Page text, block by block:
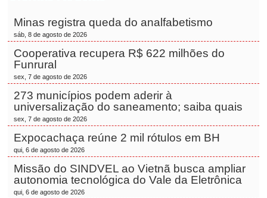
Minas registra queda do analfabetismo
sáb, 8 de agosto de 2026
Cooperativa recupera R$ 622 milhões do
Funrural
sex, 7 de agosto de 2026
273 municípios podem aderir à
universalização do saneamento; saiba quais
sex, 7 de agosto de 2026
Expocachaça reúne 2 mil rótulos em BH
qui, 6 de agosto de 2026
Missão do SINDVEL ao Vietnã busca ampliar
autonomia tecnológica do Vale da Eletrônica
qui, 6 de agosto de 2026